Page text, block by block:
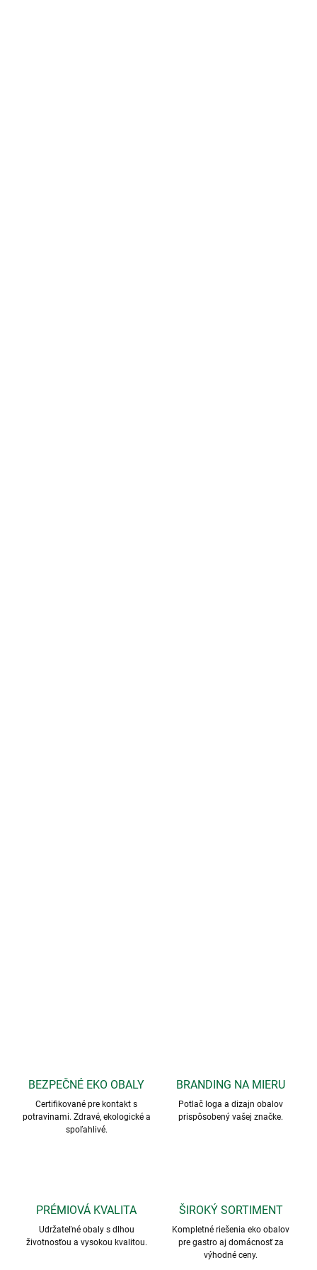
BEZPEČNÉ EKO OBALY
Certifikované pre kontakt s
potravinami. Zdravé, ekologické a
spoľahlivé.
BRANDING NA MIERU
Potlač loga a dizajn obalov
prispôsobený vašej značke.
PRÉMIOVÁ KVALITA
Udržateľné obaly s dlhou
životnosťou a vysokou kvalitou.
ŠIROKÝ SORTIMENT
Kompletné riešenia eko obalov
pre gastro aj domácnosť za
výhodné ceny.